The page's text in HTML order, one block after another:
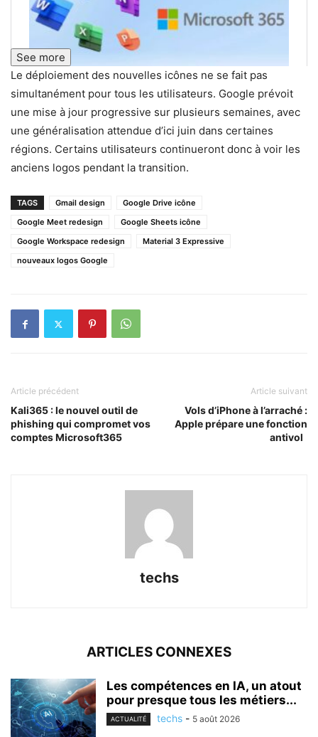
See more
Le déploiement des nouvelles icônes ne se fait pas
simultanément pour tous les utilisateurs. Google prévoit
une mise à jour progressive sur plusieurs semaines, avec
une généralisation attendue d’ici juin dans certaines
régions. Certains utilisateurs continueront donc à voir les
anciens logos pendant la transition.
TAGS Gmail design
Google Drive icône
Google Meet redesign
Google Sheets icône
Google Workspace redesign
Material 3 Expressive
nouveaux logos Google
Article précédent
Kali365 : le nouvel outil de
phishing qui compromet vos
comptes Microsoft365
Article suivant
Vols d’iPhone à l’arraché :
Apple prépare une fonction
antivol
techs
ARTICLES CONNEXES
Les compétences en IA, un atout
pour presque tous les métiers...
ACTUALITÉ techs - 5 août 2026